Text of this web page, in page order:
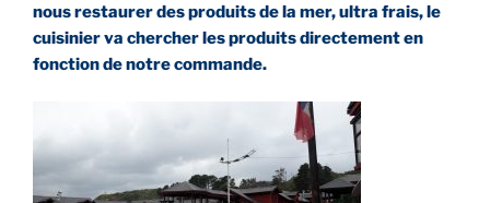
nous restaurer des produits de la mer, ultra frais, le
cuisinier va chercher les produits directement en
fonction de notre commande.